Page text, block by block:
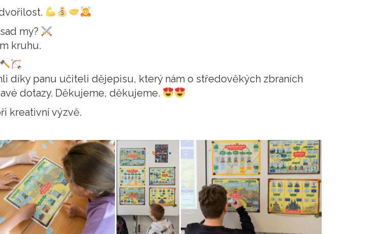
my?
kruhu.
díky panu učiteli dějepisu, který nám o středověkých zbraních
dotazy. Děkujeme, děkujeme.
kreativní výzvě.